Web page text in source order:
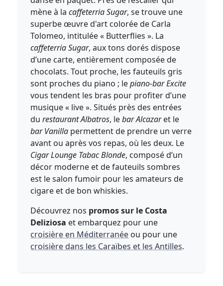
mène à lacaffeterria Sugar, se trouve une
superbe œuvre d'art colorée de Carla
Tolomeo, intitulée « Butterflies ». La
caffeterria Sugar, aux tons dorés dispose
d’une carte, entièrement composée de
chocolats. Tout proche, les fauteuils gris
sont proches du piano ; lepiano-bar Excite
vous tendent les bras pour profiter d’une
musique « live ». Situés près des entrées
durestaurant Albatros, lebar Alcazaret le
bar Vanilla permettent de prendre un verre
avant ou après vos repas, où les deux. Le
Cigar Lounge Tabac Blonde, composé d’un
décor moderne et de fauteuils sombres
est le salon fumoir pour les amateurs de
cigare et de bon whiskies.
Découvrez nos promos sur le Costa
Deliziosa et embarquez pour une
croisière en Méditerranée ou pour une
croisière dans les Caraïbes et les Antilles.